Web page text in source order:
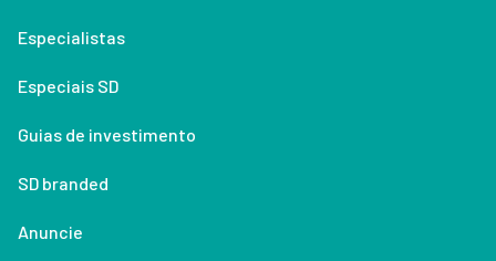
Especialistas
Especiais SD
Guias de investimento
SD branded
Anuncie